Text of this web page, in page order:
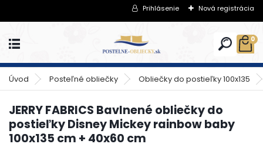
Prihlásenie Nová registrácia
0
Úvod Posteľné obliečky Obliečky do postieľky 100x135
JERRY FABRICS Bavlnené obliečky do
postieľky Disney Mickey rainbow baby
100x135 cm + 40x60 cm